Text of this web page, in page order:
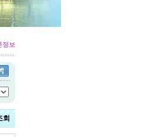
정보
회